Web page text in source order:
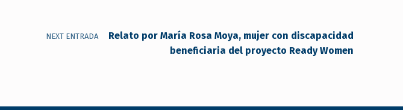
NEXT ENTRADA
Relato por María Rosa Moya, mujer con discapacidad
beneficiaria del proyecto Ready Women